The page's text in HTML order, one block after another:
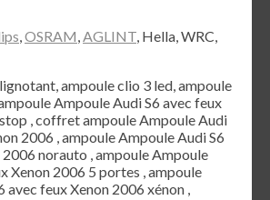
,OSRAM,AGLINT, Hella, WRC,
ampoule clio 3 led, ampoule
Ampoule Audi S6 avec feux
, coffret ampoule Ampoule Audi
2006 , ampoule Ampoule Audi S6
norauto , ampoule Ampoule
Xenon 2006 5 portes , ampoule
avec feux Xenon 2006 xénon ,